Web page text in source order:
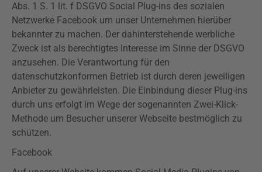
Abs. 1 S. 1 lit. f DSGVO Social Plug-ins des sozialen
Netzwerke Facebook um unser Unternehmen hierüber
bekannter zu machen. Der dahinterstehende werbliche
Zweck ist als berechtigtes Interesse im Sinne der DSGVO
anzusehen. Die Verantwortung für den
datenschutzkonformen Betrieb ist durch deren jeweiligen
Anbieter zu gewährleisten. Die Einbindung dieser Plug-ins
durch uns erfolgt im Wege der sogenannten Zwei-Klick-
Methode um Besucher unserer Webseite bestmöglich zu
schützen.
Facebook